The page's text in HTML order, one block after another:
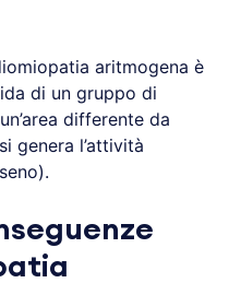
aritmogena è
di un gruppo di
differente da
genera l’attività